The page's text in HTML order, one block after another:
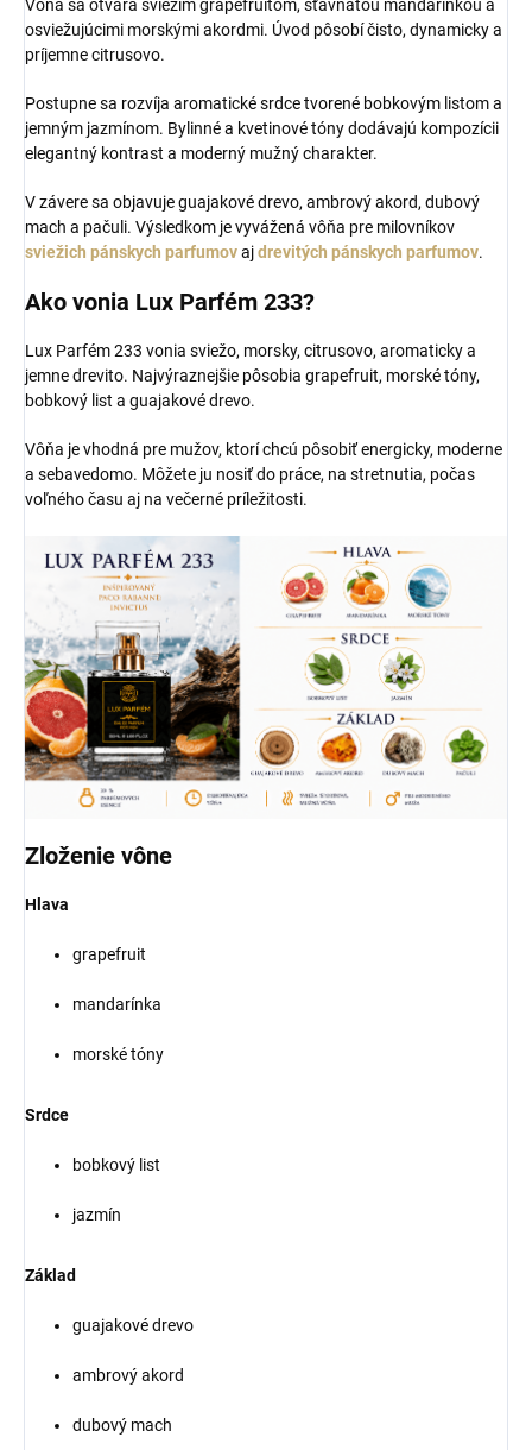
Vôňa sa otvára sviežim grapefruitom, šťavnatou mandarínkou a
osviežujúcimi morskými akordmi. Úvod pôsobí čisto, dynamicky a
príjemne citrusovo.
Postupne sa rozvíja aromatické srdce tvorené bobkovým listom a
jemným jazmínom. Bylinné a kvetinové tóny dodávajú kompozícii
elegantný kontrast a moderný mužný charakter.
V závere sa objavuje guajakové drevo, ambrový akord, dubový
mach a pačuli. Výsledkom je vyvážená vôňa pre milovníkov
sviežich pánskych parfumovajdrevitých pánskych parfumov.
Ako vonia Lux Parfém 233?
Lux Parfém 233 vonia sviežo, morsky, citrusovo, aromaticky a
jemne drevito. Najvýraznejšie pôsobia grapefruit, morské tóny,
bobkový list a guajakové drevo.
Vôňa je vhodná pre mužov, ktorí chcú pôsobiť energicky, moderne
a sebavedomo. Môžete ju nosiť do práce, na stretnutia, počas
voľného času aj na večerné príležitosti.
Zloženie vône
Hlava
grapefruit
mandarínka
morské tóny
Srdce
bobkový list
jazmín
Základ
guajakové drevo
ambrový akord
dubový mach